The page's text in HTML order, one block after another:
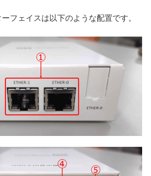
フェイスは以下のような配置です。